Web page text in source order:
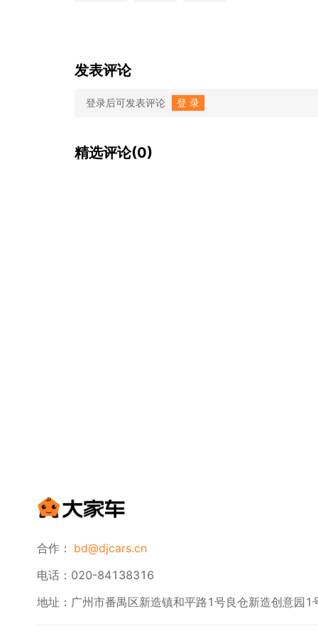
发表评论
登录后可发表评论 登 录
精选评论(0)
合作： bd@djcars.cn
电话：020-84138316
地址：广州市番禺区新造镇和平路1号良仓新造创意园1